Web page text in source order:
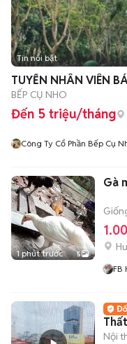
Tin nổi bật
TUYỂN NHÂN VIÊN
BẾP CỤ NHO
Đến 5 triệu/tháng
Công Ty Cổ Phần Bếp Cụ
1 phút trước 5
Gà
FB
Nội